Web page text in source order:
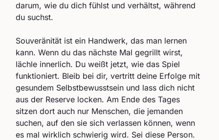
darum, wie du dich fühlst und verhältst, während
du suchst.
Souveränität ist ein Handwerk, das man lernen
kann. Wenn du das nächste Mal gegrillt wirst,
lächle innerlich. Du weißt jetzt, wie das Spiel
funktioniert. Bleib bei dir, vertritt deine Erfolge mit
gesundem Selbstbewusstsein und lass dich nicht
aus der Reserve locken. Am Ende des Tages
sitzen dort auch nur Menschen, die jemanden
suchen, auf den sie sich verlassen können, wenn
es mal wirklich schwierig wird. Sei diese Person.